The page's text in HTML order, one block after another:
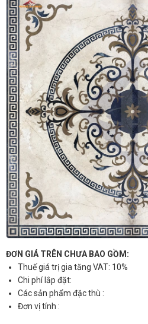
ĐƠN GIÁ TRÊN CHƯA BAO GỒM:
Thuế giá trị gia tăng VAT: 10%
Chi phí lắp đặt:
Các sản phẩm đặc thù :
Đơn vị tính :